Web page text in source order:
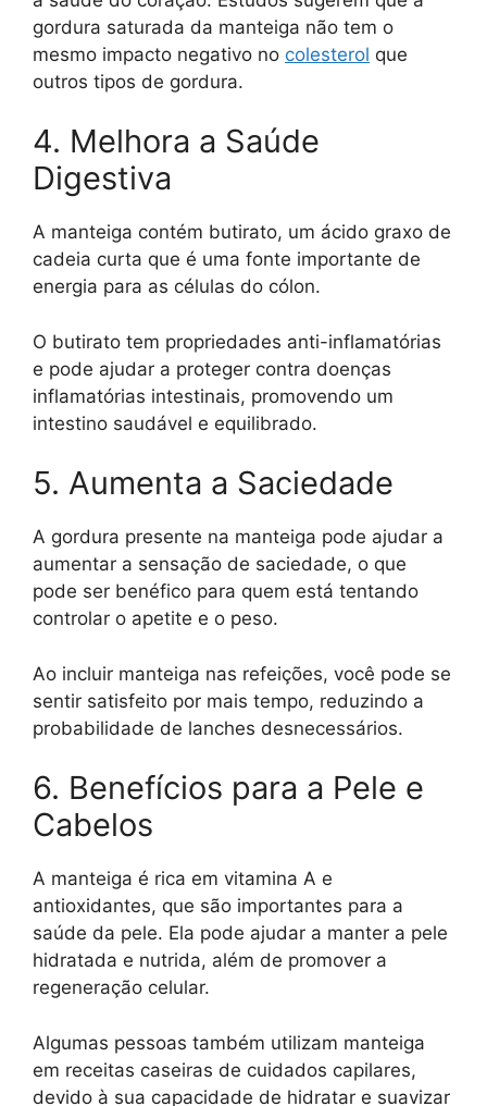
gordura saturada da manteiga não tem o
mesmo impacto negativo no colesterol que
outros tipos de gordura.
4. Melhora a Saúde
Digestiva
A manteiga contém butirato, um ácido graxo de
cadeia curta que é uma fonte importante de
energia para as células do cólon.
O butirato tem propriedades anti-inflamatórias
e pode ajudar a proteger contra doenças
inflamatórias intestinais, promovendo um
intestino saudável e equilibrado.
5. Aumenta a Saciedade
A gordura presente na manteiga pode ajudar a
aumentar a sensação de saciedade, o que
pode ser benéfico para quem está tentando
controlar o apetite e o peso.
Ao incluir manteiga nas refeições, você pode se
sentir satisfeito por mais tempo, reduzindo a
probabilidade de lanches desnecessários.
6. Benefícios para a Pele e
Cabelos
A manteiga é rica em vitamina A e
antioxidantes, que são importantes para a
saúde da pele. Ela pode ajudar a manter a pele
hidratada e nutrida, além de promover a
regeneração celular.
Algumas pessoas também utilizam manteiga
em receitas caseiras de cuidados capilares,
devido à sua capacidade de hidratar e suavizar